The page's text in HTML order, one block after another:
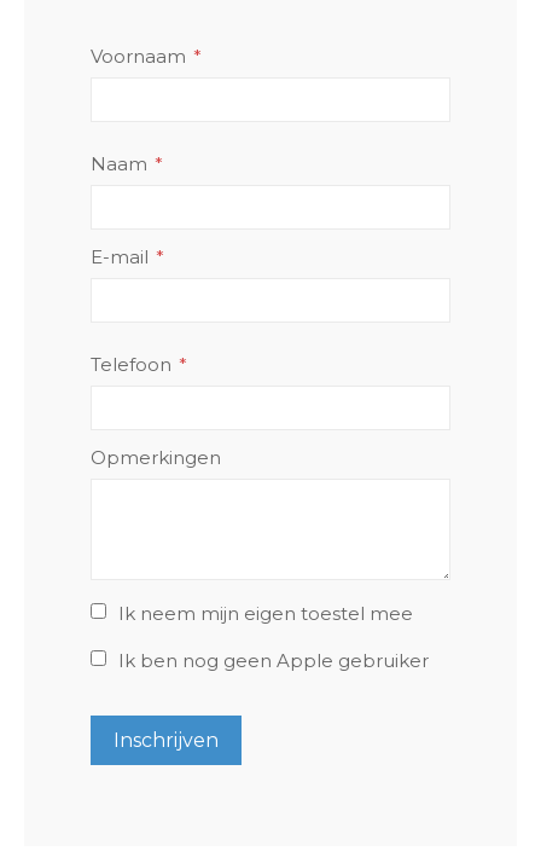
Voornaam
Naam
E-mail
Telefoon
Opmerkingen
Ik neem mijn eigen toestel mee
Ik ben nog geen Apple gebruiker
Inschrijven